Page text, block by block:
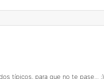
típicos, para que no te pase... ;)